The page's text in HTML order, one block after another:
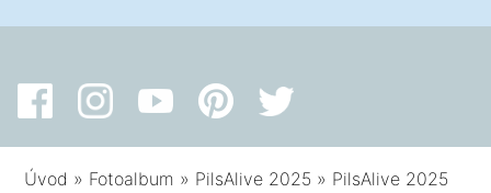
Úvod » Fotoalbum » PilsAlive 2025 » PilsAlive 2025